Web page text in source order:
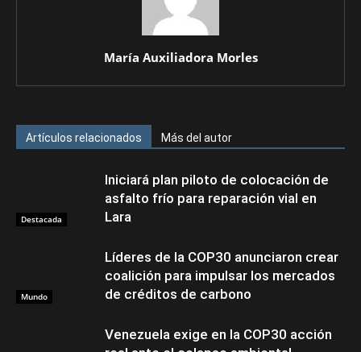
María Auxiliadora Morles
Artículos relacionados Más del autor
Destacada
Iniciará plan piloto de colocación de
asfalto frío para reparación vial en
Lara
Mundo
Líderes de la COP30 anunciaron crear
coalición para impulsar los mercados
de créditos de carbono
Venezuela exige en la COP30 acción